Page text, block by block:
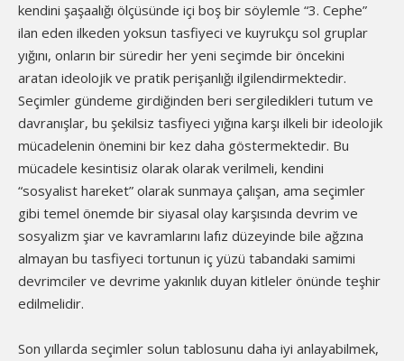
kendini şaşaalığı ölçüsünde içi boş bir söylemle “3. Cephe”
ilan eden ilkeden yoksun tasfiyeci ve kuyrukçu sol gruplar
yığını, onların bir süredir her yeni seçimde bir öncekini
aratan ideolojik ve pratik perişanlığı ilgilendirmektedir.
Seçimler gündeme girdiğinden beri sergiledikleri tutum ve
davranışlar, bu şekilsiz tasfiyeci yığına karşı ilkeli bir ideolojik
mücadelenin önemini bir kez daha göstermektedir. Bu
mücadele kesintisiz olarak olarak verilmeli, kendini
“sosyalist hareket” olarak sunmaya çalışan, ama seçimler
gibi temel önemde bir siyasal olay karşısında devrim ve
sosyalizm şiar ve kavramlarını lafız düzeyinde bile ağzına
almayan bu tasfiyeci tortunun iç yüzü tabandaki samimi
devrimciler ve devrime yakınlık duyan kitleler önünde teşhir
edilmelidir.
Son yıllarda seçimler solun tablosunu daha iyi anlayabilmek,